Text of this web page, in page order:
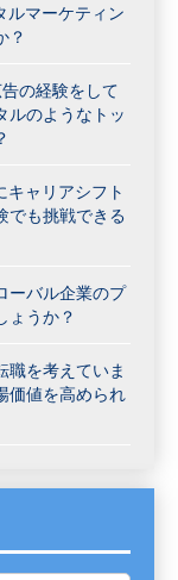
ルマーケティン
？
の経験をして
ルのようなトッ
キャリアシフト
でも挑戦できる
ーバル企業のプ
ょうか？
職を考えていま
価値を高められ